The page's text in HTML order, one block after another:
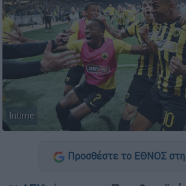
Intime
Προσθέστε το ΕΘΝΟΣ στη